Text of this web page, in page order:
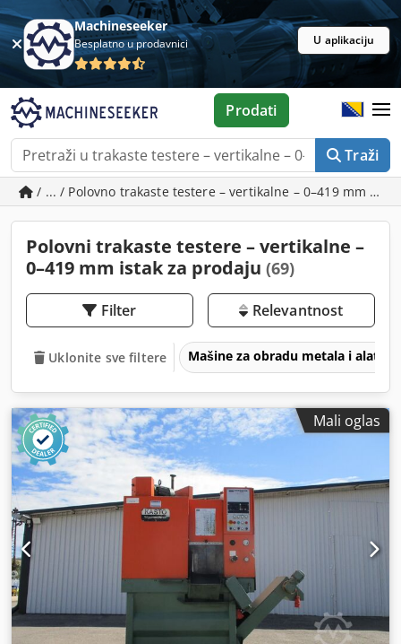
Machineseeker
Besplatno u prodavnici U aplikaciju
Traži
Prodati
/ ... / Polovno trakaste testere – vertikalne – 0–419 mm
Polovni trakaste testere – vertikalne –
0–419 mm istak za prodaju (69)
Filter Relevantnost
Uklonite sve filtere Mašine za obradu metala i alatne
Mali oglas